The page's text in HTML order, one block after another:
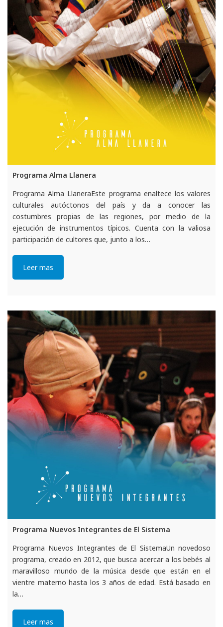
Programa Alma Llanera
Programa Alma LlaneraEste programa enaltece los valores
culturales autóctonos del país y da a conocer las
costumbres propias de las regiones, por medio de la
ejecución de instrumentos típicos. Cuenta con la valiosa
participación de cultores que, junto a los…
Leer mas
Programa Nuevos Integrantes de El Sistema
Programa Nuevos Integrantes de El SistemaUn novedoso
programa, creado en 2012, que busca acercar a los bebés al
maravilloso mundo de la música desde que están en el
vientre materno hasta los 3 años de edad. Está basado en
la…
Leer mas